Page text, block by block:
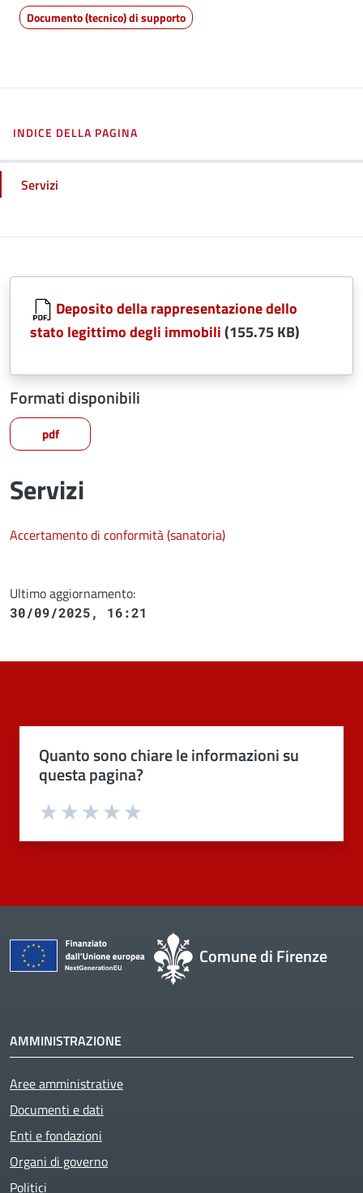
Documento (tecnico) di supporto
INDICE DELLA PAGINA
Servizi
Deposito della rappresentazione dello
stato legittimo degli immobili(155.75 KB)
Formati disponibili
pdf
Servizi
Accertamento di conformità (sanatoria)
Ultimo aggiornamento:
30/09/2025, 16:21
Quanto sono chiare le informazioni su
questa pagina?
Valuta 4 stelle su 5
Valuta 3 stelle su 5
Valuta 2 stelle su 5
Valuta 1 stelle su 5
Comune di Firenze
AMMINISTRAZIONE
Aree amministrative
Documenti e dati
Enti e fondazioni
Organi di governo
Politici